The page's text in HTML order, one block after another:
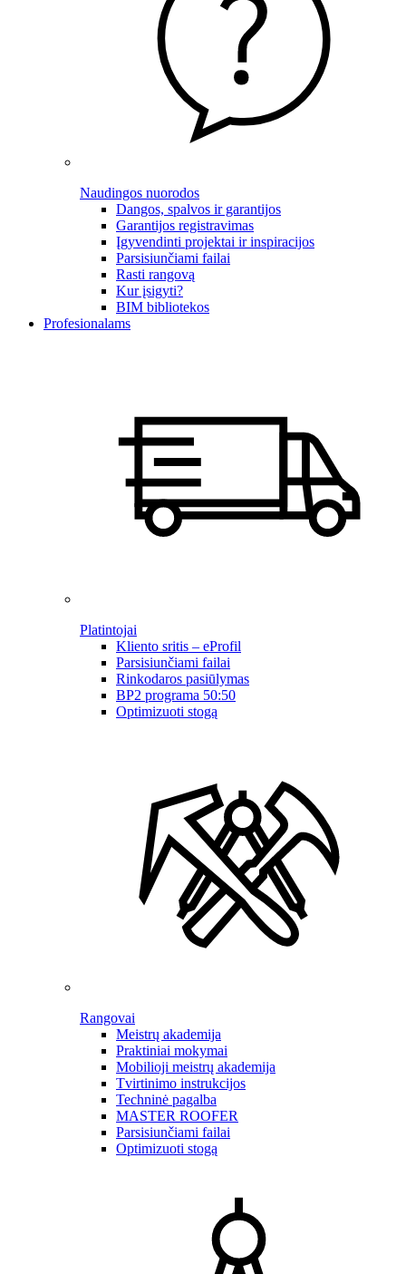
Naudingos nuorodos
Dangos, spalvos ir garantijos
Garantijos registravimas
Įgyvendinti projektai ir inspiracijos
Parsisiunčiami failai
Rasti rangovą
Kur įsigyti?
BIM bibliotekos
Profesionalams
Platintojai
Kliento sritis – eProfil
Parsisiunčiami failai
Rinkodaros pasiūlymas
BP2 programa 50:50
Optimizuoti stogą
Rangovai
Meistrų akademija
Praktiniai mokymai
Mobilioji meistrų akademija
Tvirtinimo instrukcijos
Techninė pagalba
MASTER ROOFER
Parsisiunčiami failai
Optimizuoti stogą